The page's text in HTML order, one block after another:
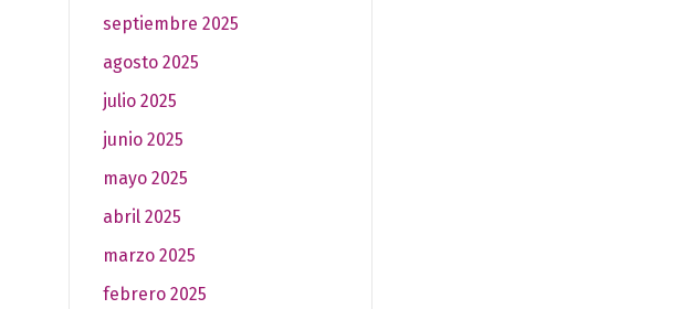
septiembre 2025
agosto 2025
julio 2025
junio 2025
mayo 2025
abril 2025
marzo 2025
febrero 2025